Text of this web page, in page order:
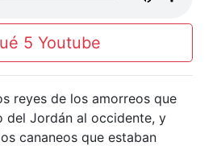
5 Youtube
reyes de los amorreos que
del Jordán al occidente, y
cananeos que estaban